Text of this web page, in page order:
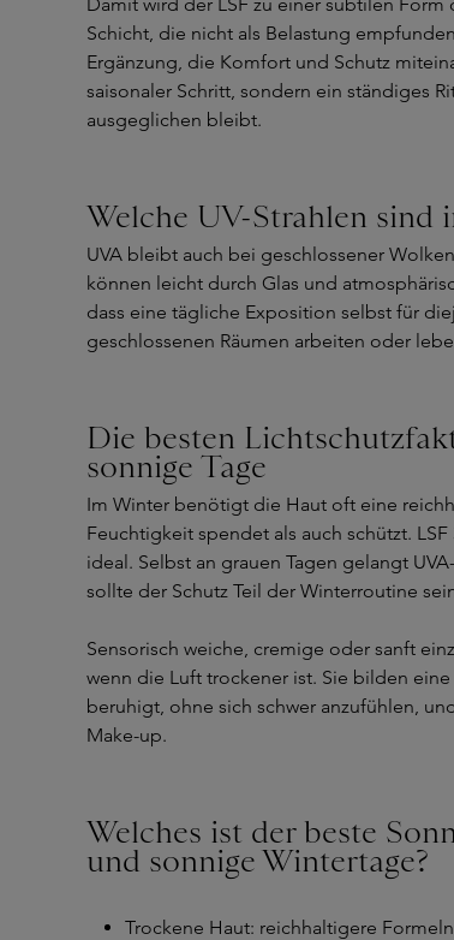
Schicht, die nicht als Belastung
Ergänzung, die Komfort und Schutz
saisonaler Schritt, sondern ein ständiges
ausgeglichen bleibt.
Welche UV-Strahlen sind
UVA bleibt auch bei geschlossener
können leicht durch Glas und
dass eine tägliche Exposition selbst für
geschlossenen Räumen arbeiten oder
Die besten
sonnige Tage
Im Winter benötigt die Haut oft eine
Feuchtigkeit spendet als auch schützt.
ideal. Selbst an grauen Tagen gelangt
sollte der Schutz Teil der Winterroutine
Sensorisch weiche, cremige oder sanft
wenn die Luft trockener ist. Sie bilden
beruhigt, ohne sich schwer anzufühlen,
Make-up.
Welches ist der beste
und sonnige Wintertage?
Trockene Haut: reichhaltigere